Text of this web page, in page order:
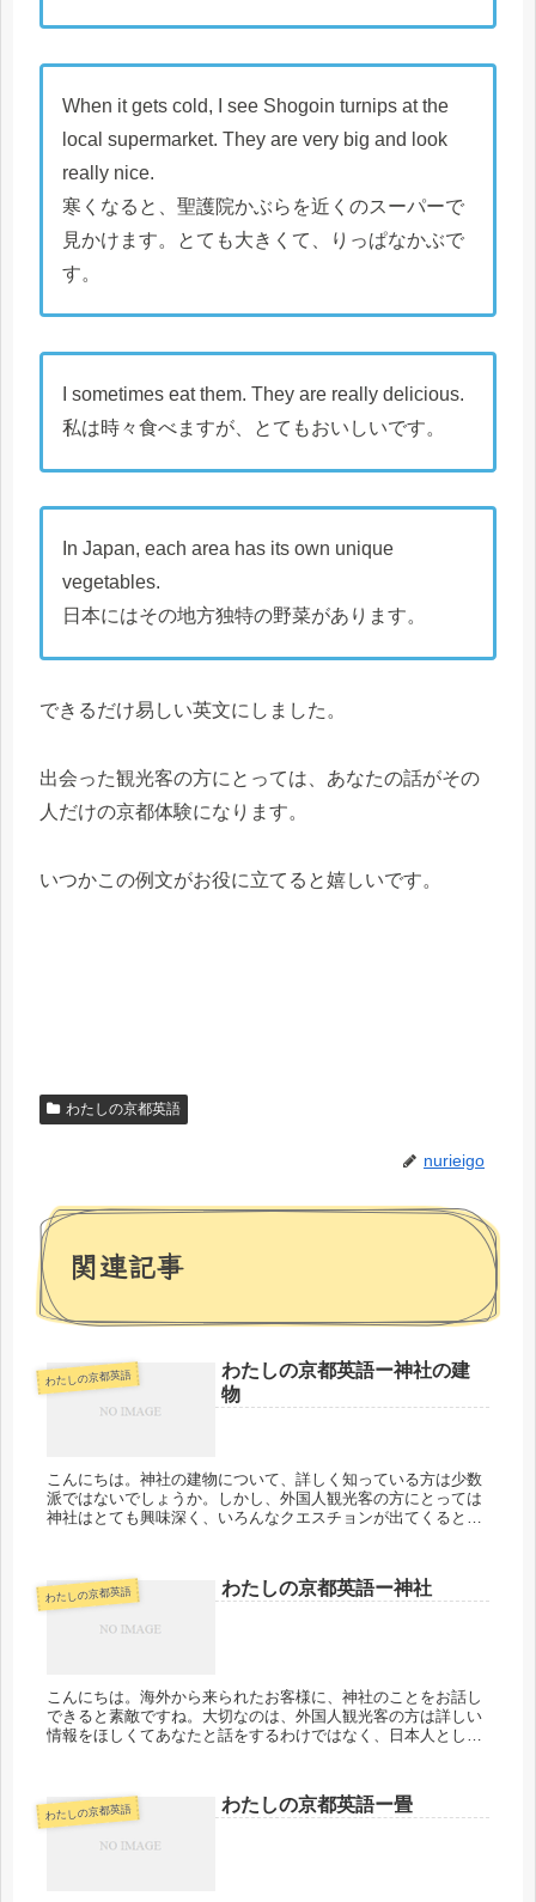
When it gets cold, I see Shogoin turnips at the
local supermarket. They are very big and look
really nice.
寒くなると、聖護院かぶらを近くのスーパーで
見かけます。とても大きくて、りっぱなかぶで
す。
I sometimes eat them. They are really delicious.
私は時々食べますが、とてもおいしいです。
In Japan, each area has its own unique
vegetables.
日本にはその地方独特の野菜があります。
できるだけ易しい英文にしました。
出会った観光客の方にとっては、あなたの話がその
人だけの京都体験になります。
いつかこの例文がお役に立てると嬉しいです。
わたしの京都英語
nurieigo
関連記事
わたしの京都英語
わたしの京都英語ー神社の建
物
こんにちは。神社の建物について、詳しく知っている方は少数
派ではないでしょうか。しかし、外国人観光客の方にとっては
神社はとても興味深く、いろんなクエスチョンが出てくるとこ
わたしの京都英語 わたしの京都英語ー神社
こんにちは。海外から来られたお客様に、神社のことをお話し
できると素敵ですね。大切なのは、外国人観光客の方は詳しい
情報をほしくてあなたと話をするわけではなく、日本人として
わたしの京都英語 わたしの京都英語ー畳